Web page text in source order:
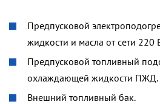
Предпусковой
жидкости и масла от сети 220
Предпусковой топливный
охлаждающей жидкости ПЖД.
Внешний топливный бак.